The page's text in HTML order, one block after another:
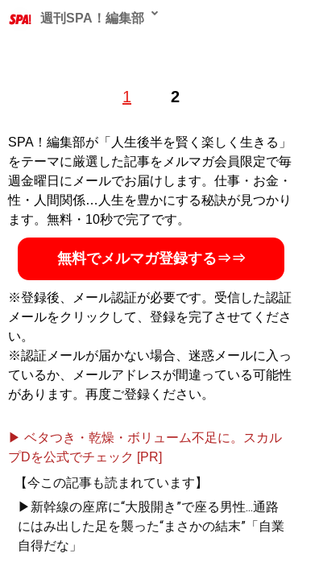
1 2
週刊SPA！編集部
SPA！編集部が「人生後半を賢く楽しく生きる」
をテーマに厳選した記事をメルマガ会員限定で毎
週金曜日にメールでお届けします。仕事・お金・
性・人間関係…人生を豊かにする秘訣が見つかり
ます。無料・10秒で完了です。
無料でメルマガ登録する⇒⇒
※登録後、メール認証が必要です。受信した認証
メールをクリックして、登録を完了させてくださ
い。
※認証メールが届かない場合、迷惑メールに入っ
ているか、メールアドレスが間違っている可能性
があります。再度ご登録ください。
▶ ベタつき・乾燥・ボリューム不足に。スカル
プDを公式でチェック [PR]
【今この記事も読まれています】
▶新幹線の座席に“大股開き”で座る男性...通路
にはみ出した足を襲った“まさかの結末”「自業
自得だな」